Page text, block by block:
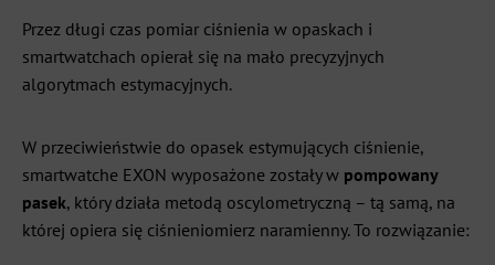
Przez długi czas pomiar ciśnienia w opaskach i
smartwatchach opierał się na mało precyzyjnych
algorytmach estymacyjnych.
W przeciwieństwie do opasek estymujących ciśnienie,
smartwatche EXON wyposażone zostały w pompowany
pasek, który działa metodą oscylometryczną – tą samą, na
której opiera się ciśnieniomierz naramienny. To rozwiązanie: